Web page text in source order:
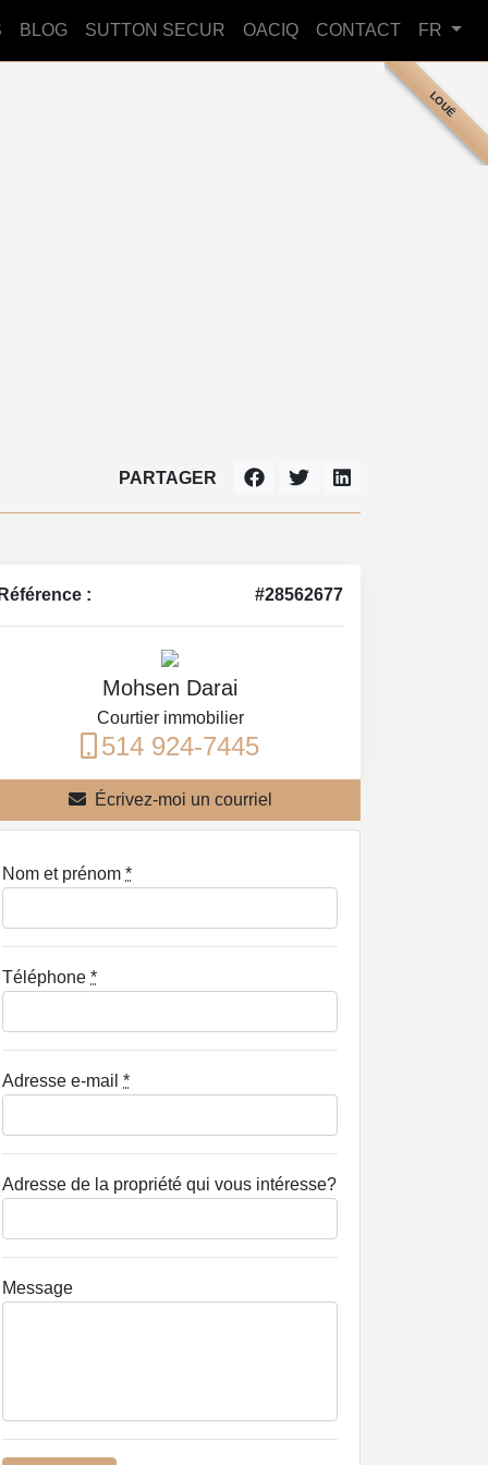
BLOG SUTTON SECUR OACIQ CONTACT FR
LOUÉ
PARTAGER
Référence : #28562677
Mohsen Darai
Courtier immobilier
514 924-7445
Écrivez-moi un courriel
Nom et prénom *
Téléphone *
Adresse e-mail *
Adresse de la propriété qui vous intéresse?
Message